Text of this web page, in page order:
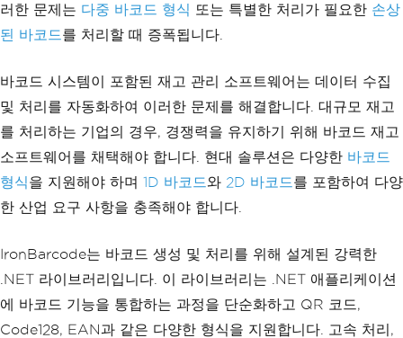
러한 문제는 다중 바코드 형식 또는 특별한 처리가 필요한 손상
된 바코드를 처리할 때 증폭됩니다.
바코드 시스템이 포함된 재고 관리 소프트웨어는 데이터 수집
및 처리를 자동화하여 이러한 문제를 해결합니다. 대규모 재고
를 처리하는 기업의 경우, 경쟁력을 유지하기 위해 바코드 재고
소프트웨어를 채택해야 합니다. 현대 솔루션은 다양한 바코드
형식을 지원해야 하며 1D 바코드와 2D 바코드를 포함하여 다양
한 산업 요구 사항을 충족해야 합니다.
IronBarcode는 바코드 생성 및 처리를 위해 설계된 강력한
.NET 라이브러리입니다. 이 라이브러리는 .NET 애플리케이션
에 바코드 기능을 통합하는 과정을 단순화하고 QR 코드,
Code128, EAN과 같은 다양한 형식을 지원합니다. 고속 처리,